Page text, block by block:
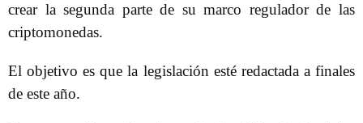
crear la segunda parte de su marco regulador de las
criptomonedas.
El objetivo es que la legislación esté redactada a finales
de este año.